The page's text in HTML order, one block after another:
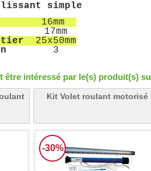
simple
16mm
17mm
25x50mm
3
être intéressé par le(s) produit(s)
Kit Volet roulant motorisé
-30%